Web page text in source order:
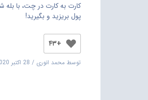
کارت به کارت در چت، با بله
پول بریزید و بگیرید!
+۴۳
توسط محمد انوری 28 اکتبر 2020